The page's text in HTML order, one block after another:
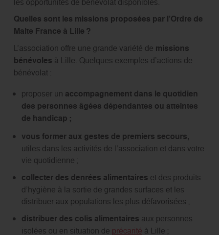
Quelles sont les missions proposées par l’Ordre de
Malte France à Lille ?
L’association offre une grande variété de missions
bénévoles à Lille. Quelques exemples d’actions de
bénévolat :
proposer un accompagnement dans le quotidien
des personnes âgées dépendantes ou atteintes
de handicap ;
vous former aux gestes de premiers secours,
utiles dans les activités de l’association et dans votre
vie quotidienne ;
collecter des denrées alimentaires et des produits
d’hygiène à la sortie de grandes surfaces et les
distribuer aux populations les plus défavorisées ;
distribuer des colis alimentaires aux personnes
isolées ou en situation de précarité à Lille ;